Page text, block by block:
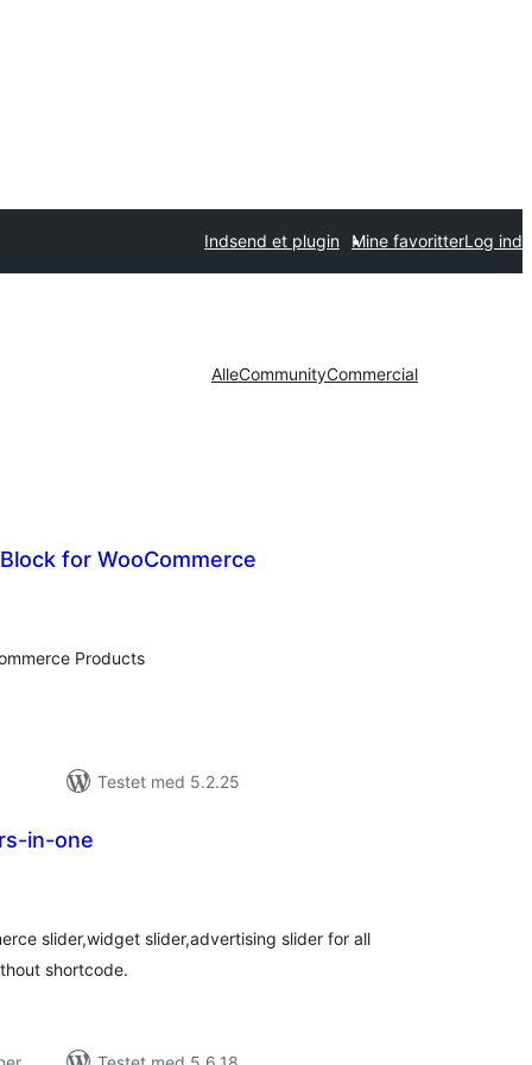
Indsend et plugin Mine favoritterLog ind
AlleCommunityCommercial
for WooCommerce
Products
Testet med 5.2.25
in-one
slider,widget slider,advertising slider for all
shortcode.